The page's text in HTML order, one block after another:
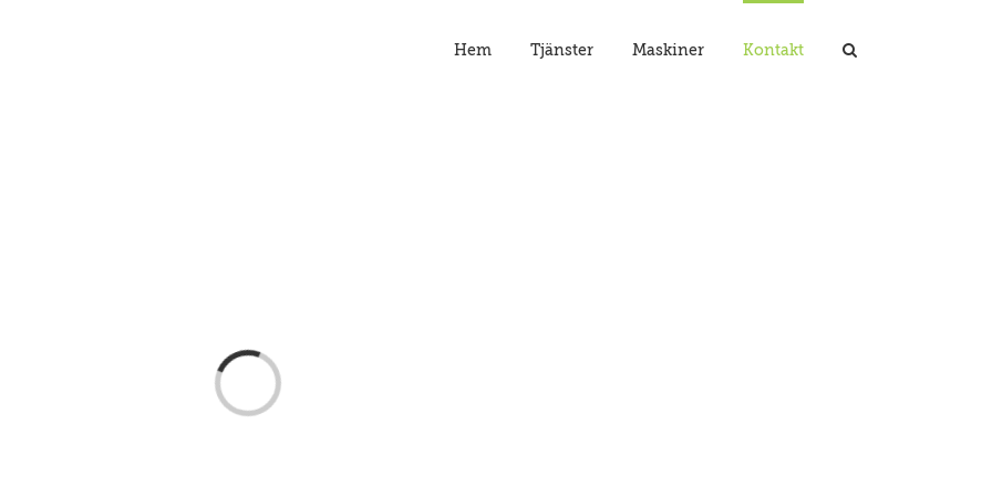
Hem Tjänster Maskiner Kontakt
Loading...